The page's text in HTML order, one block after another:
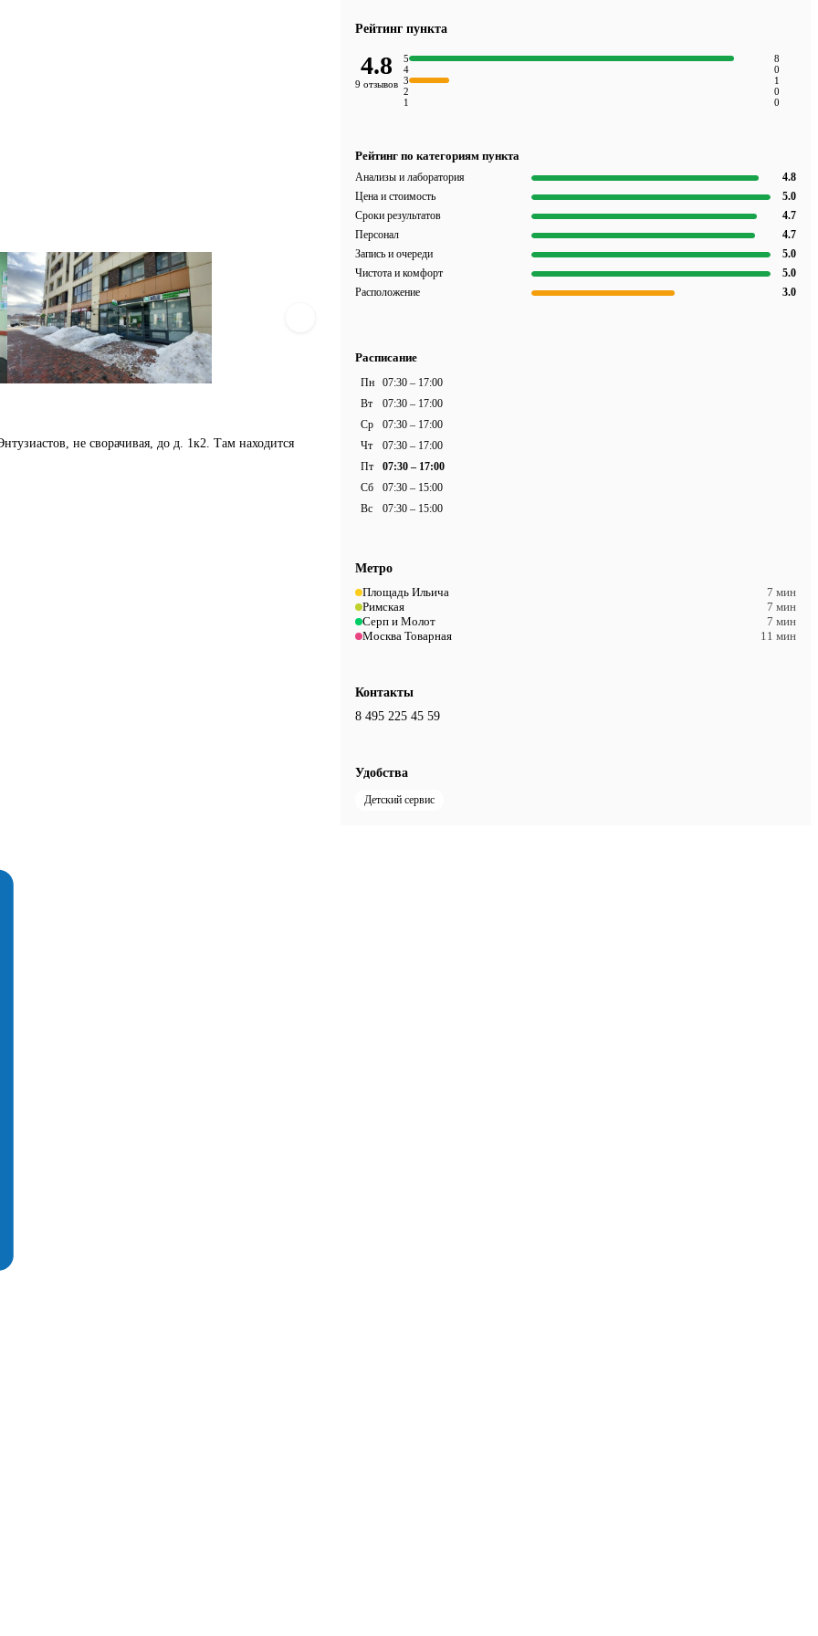
не сворачивая, до д. 1к2. Там находится
Рейтинг пункта
4.8
9 отзывов
5
8
4
0
3
1
2
0
1
0
Рейтинг по категориям пункта
Анализы и лаборатория
4.8
Цена и стоимость
5.0
Сроки результатов
4.7
Персонал
4.7
Запись и очереди
5.0
Чистота и комфорт
5.0
Расположение
3.0
Расписание
Пн
07:30 – 17:00
Вт
07:30 – 17:00
Ср
07:30 – 17:00
Чт
07:30 – 17:00
Пт
07:30 – 17:00
Сб
07:30 – 15:00
Вс
07:30 – 15:00
Метро
Площадь Ильича
7 мин
Римская
7 мин
Серп и Молот
7 мин
Москва Товарная
11 мин
Контакты
8 495 225 45 59
Удобства
Детский сервис